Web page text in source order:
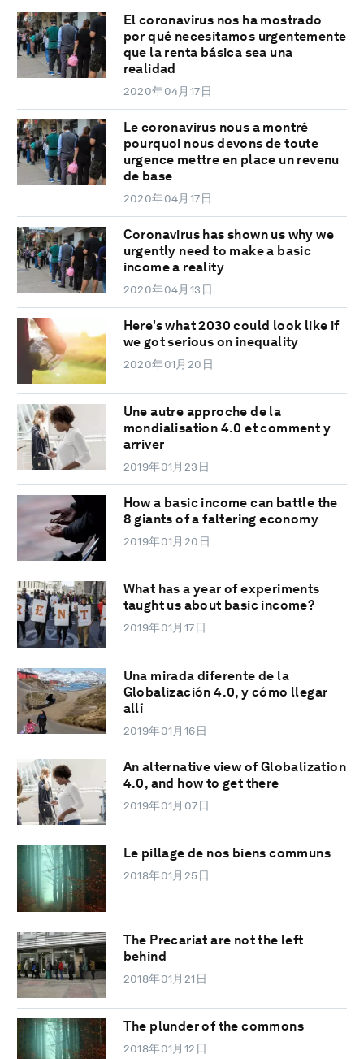
El coronavirus nos ha mostrado
por qué necesitamos urgentemente
que la renta básica sea una
realidad
2020年04月17日
Le coronavirus nous a montré
pourquoi nous devons de toute
urgence mettre en place un revenu
de base
2020年04月17日
Coronavirus has shown us why we
urgently need to make a basic
income a reality
2020年04月13日
Here's what 2030 could look like if
we got serious on inequality
2020年01月20日
Une autre approche de la
mondialisation 4.0 et comment y
arriver
2019年01月23日
How a basic income can battle the
8 giants of a faltering economy
2019年01月20日
What has a year of experiments
taught us about basic income?
2019年01月17日
Una mirada diferente de la
Globalización 4.0, y cómo llegar
allí
2019年01月16日
An alternative view of Globalization
4.0, and how to get there
2019年01月07日
Le pillage de nos biens communs
2018年01月25日
The Precariat are not the left
behind
2018年01月21日
The plunder of the commons
2018年01月12日